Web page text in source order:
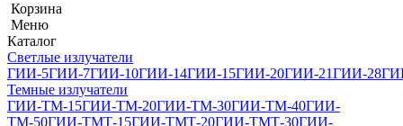
Корзина
Меню
Каталог
Светлые излучатели
ГИИ-5ГИИ-7ГИИ-10ГИИ-14ГИИ-15ГИИ-20ГИИ-21ГИИ-28
Темные излучатели
ГИИ-ТМ-15ГИИ-ТМ-20ГИИ-ТМ-30ГИИ-ТМ-40ГИИ-
ТМ-50ГИИ-ТМТ-15ГИИ-ТМТ-20ГИИ-ТМТ-30ГИИ-